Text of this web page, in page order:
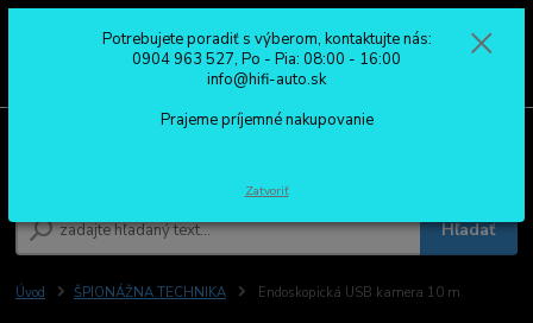
Hľadať
0904 963 527
Po - Pia: 08:00 - 16:00
Úvod ŠPIONÁŽNA TECHNIKA Endoskopická USB kamera 10 m
Potrebujete poradiť s výberom, kontaktujte nás:
0904 963 527, Po - Pia: 08:00 - 16:00
info@hifi-auto.sk
Prajeme príjemné nakupovanie
Zatvoriť